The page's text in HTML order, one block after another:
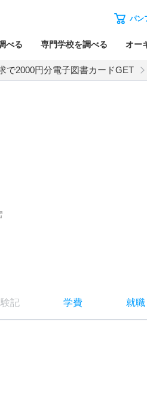
パン
べる 専門学校を調べる オー
で2000円分電子図書カードGET
記 学費 就職